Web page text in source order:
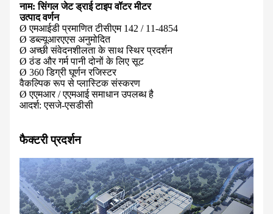
नाम: सिंगल जेट ड्राई टाइप वॉटर मीटर
उत्पाद वर्णन
Ø एमआईडी प्रमाणित टीसीएम 142 / 11-4854
Ø डब्ल्यूआरएएस अनुमोदित
Ø अच्छी संवेदनशीलता के साथ स्थिर प्रदर्शन
Ø ठंड और गर्म पानी दोनों के लिए सूट
Ø 360 डिग्री घूर्णन रजिस्टर
वैकल्पिक रूप से प्लास्टिक संस्करण
Ø एएमआर / एएमआई समाधान उपलब्ध है
आदर्श: एसजे-एसडीसी
फैक्टरी प्रदर्शन